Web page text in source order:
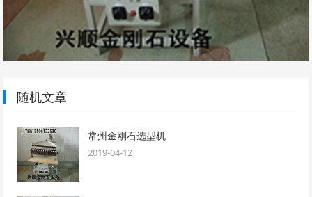
随机文章
常州金刚石选型机
2019-04-12